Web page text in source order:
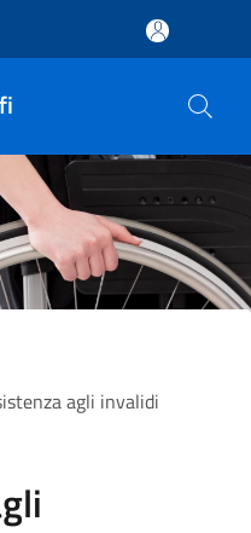
agli invalidi